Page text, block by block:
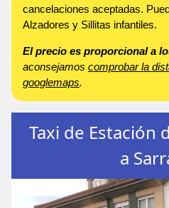
cancelaciones aceptadas.
Alzadores y Sillitas infantiles.
El precio es proporcional a
aconsejamos comprobar la
googlemaps.
Taxi de Estación
a